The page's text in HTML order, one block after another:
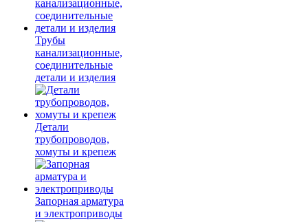
Трубы
канализационные,
соединительные
детали и изделия
Детали
трубопроводов,
хомуты и крепеж
Запорная арматура
и электроприводы